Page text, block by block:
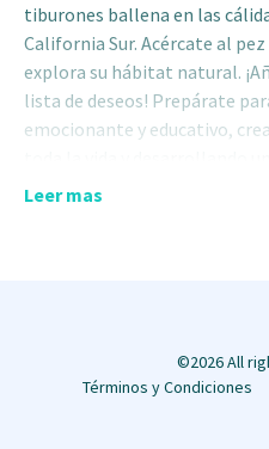
tiburones ballena en las
California Sur. Acércate al
explora su hábitat natural.
lista de deseos! Prepárate
emocionante y educativo,
belleza del mundo natural.
Traslado en lancha
minutos).
Leer mas
©2026 All
Términos y Condiciones